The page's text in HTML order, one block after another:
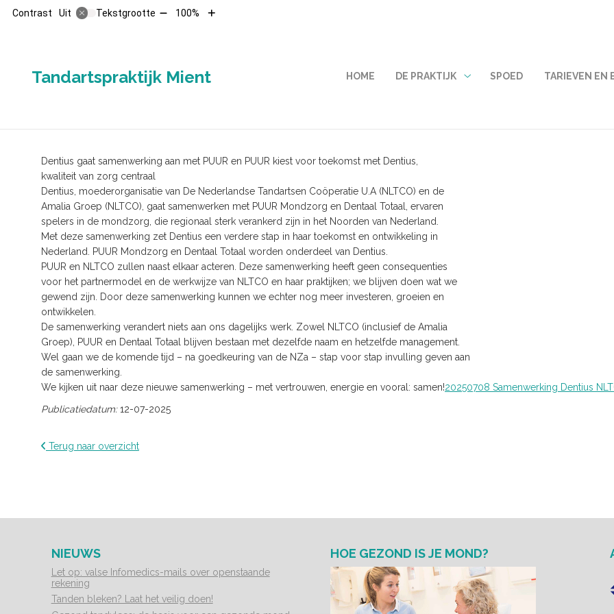
Contrast Uit Tekstgrootte Tekst100%
Tekst
Tandartspraktijk Mient HOME
DE PRAKTIJK
SPOED
TARIEVEN EN
Dentius gaat samenwerking aan met PUUR en PUUR kiest voor toekomst met Dentius,
kwaliteit van zorg centraal
Dentius, moederorganisatie van De Nederlandse Tandartsen Coöperatie U.A (NLTCO) en de
Amalia Groep (NLTCO), gaat samenwerken met PUUR Mondzorg en Dentaal Totaal, ervaren
spelers in de mondzorg, die regionaal sterk verankerd zijn in het Noorden van Nederland.
Met deze samenwerking zet Dentius een verdere stap in haar toekomst en ontwikkeling in
Nederland. PUUR Mondzorg en Dentaal Totaal worden onderdeel van Dentius.
PUUR en NLTCO zullen naast elkaar acteren. Deze samenwerking heeft geen consequenties
voor het partnermodel en de werkwijze van NLTCO en haar praktijken; we blijven doen wat we
gewend zijn. Door deze samenwerking kunnen we echter nog meer investeren, groeien en
ontwikkelen.
De samenwerking verandert niets aan ons dagelijks werk. Zowel NLTCO (inclusief de Amalia
Groep), PUUR en Dentaal Totaal blijven bestaan met dezelfde naam en hetzelfde management.
Wel gaan we de komende tijd – na goedkeuring van de NZa – stap voor stap invulling geven aan
de samenwerking.
We kijken uit naar deze nieuwe samenwerking – met vertrouwen, energie en vooral: samen!20250708 Samenwerking Dentius
Publicatiedatum:12-07-2025
Terug naar overzicht
NIEUWS
Let op: valse Infomedics-mails over openstaande
rekening
Tanden bleken? Laat het veilig doen!
HOE GEZOND IS JE MOND?